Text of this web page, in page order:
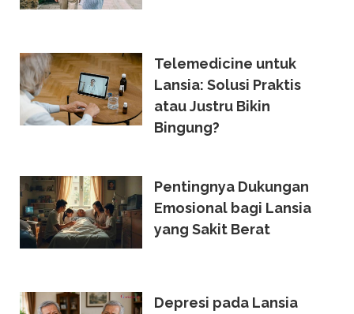
Telemedicine untuk
Lansia: Solusi Praktis
atau Justru Bikin
Bingung?
Pentingnya Dukungan
Emosional bagi Lansia
yang Sakit Berat
Depresi pada Lansia